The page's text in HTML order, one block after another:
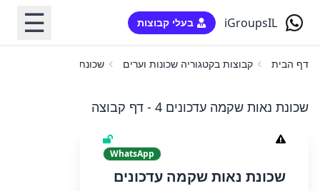
iGroupsIL בעלי קבוצות ☰
דף הבית קבוצות בקטגוריה שכונות וערים שכונת נאות שקמה
שכונת נאות שקמה עדכונים 4 - דף קבוצה
WhatsApp
שכונת נאות שקמה עדכונים